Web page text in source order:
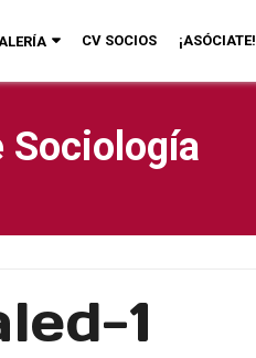
CV SOCIOS ¡ASÓCIATE!
Sociología
1